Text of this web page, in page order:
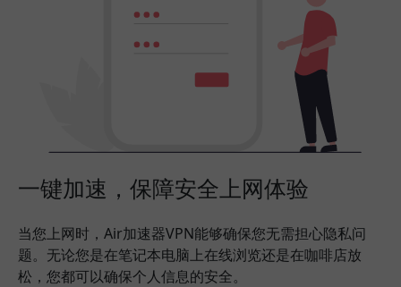
一键加速，保障安全上网体验
当您上网时，Air加速器VPN能够确保您无需担心隐私问
题。无论您是在笔记本电脑上在线浏览还是在咖啡店放
松，您都可以确保个人信息的安全。